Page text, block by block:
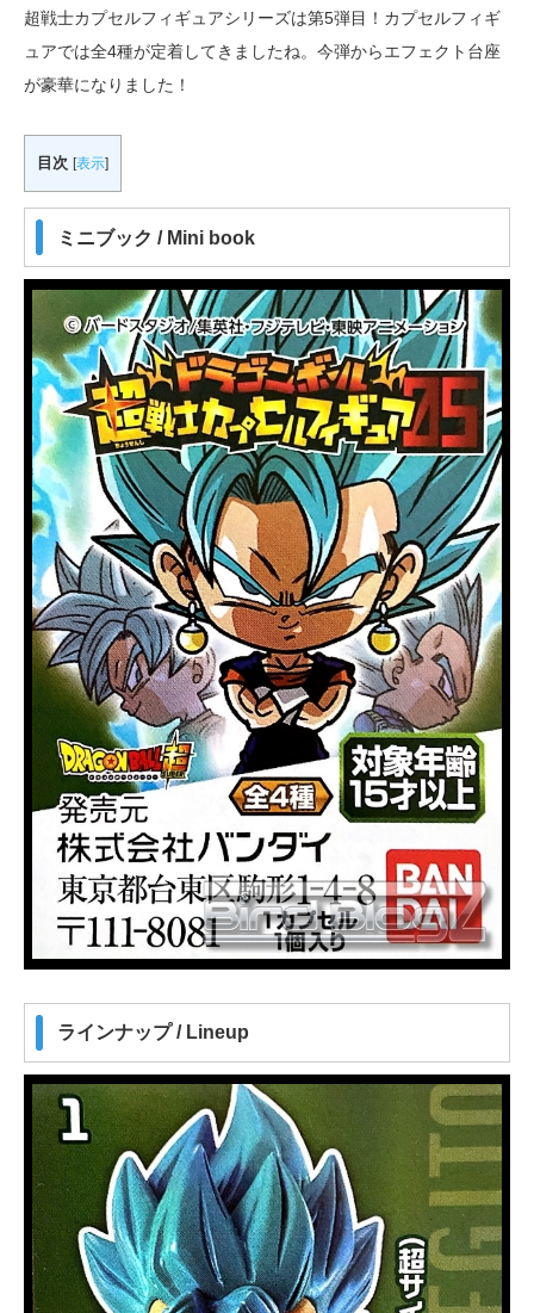
超戦士カプセルフィギュアシリーズは第5弾目！カプセルフィギ
ュアでは全4種が定着してきましたね。今弾からエフェクト台座
が豪華になりました！
目次 [表示]
ミニブック / Mini book
ラインナップ / Lineup